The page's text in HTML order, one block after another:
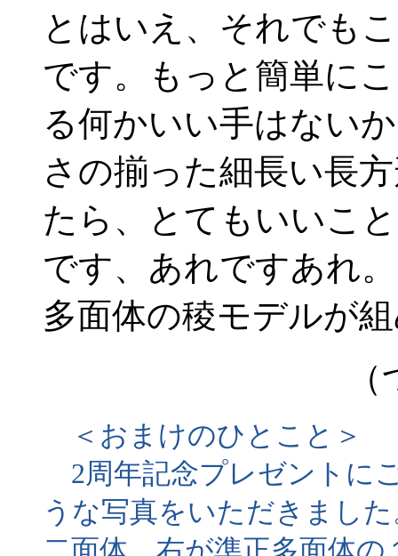
とはいえ、それでも
です。もっと簡単に
る何かいい手はない
さの揃った細長い長
たら、とてもいいこ
です、あれですあれ
多面体の稜モデルが
＜おまけのひとこと＞
2周年記念プレゼントに
うな写真をいただきまし